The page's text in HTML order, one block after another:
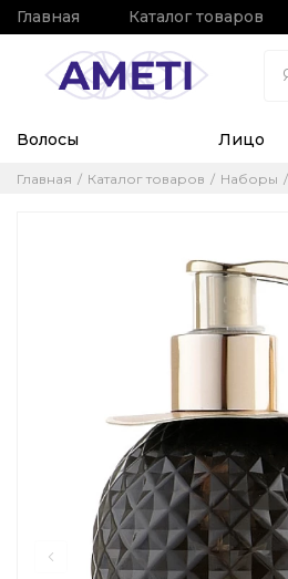
Главная Каталог товаров
Волосы Лицо
Главная Каталог товаров Наборы